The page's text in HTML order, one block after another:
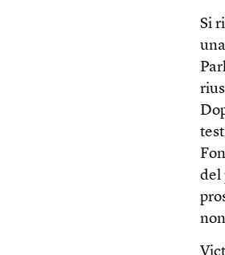
Si
del